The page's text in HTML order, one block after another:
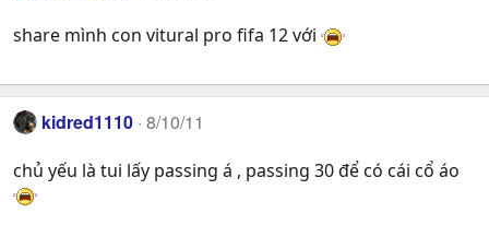
share mình con vitural pro fifa 12 với
kidred1110 8/10/11
chủ yếu là tui lấy passing á , passing 30 để có cái cổ áo